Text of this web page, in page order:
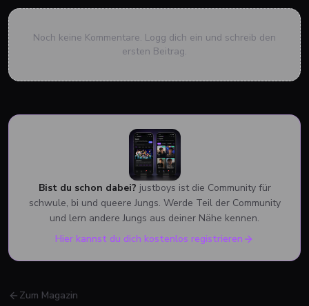
Noch keine Kommentare. Logg dich ein und schreib den
ersten Beitrag.
Bist du schon dabei? justboys ist die Community für
schwule, bi und queere Jungs. Werde Teil der Community
und lern andere Jungs aus deiner Nähe kennen.
Hier kannst du dich kostenlos registrieren
Zum Magazin